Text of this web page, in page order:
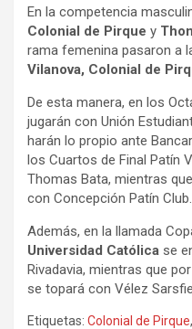
En la competencia
Colonial de Pirque y
rama femenina pasaron a
Vilanova, Colonial de
De esta manera, en los
jugarán con Unión
harán lo propio ante
los Cuartos de Final Patín
Thomas Bata, mientras
con Concepción Patín Club.
Además, en la llamada
Universidad Católica se
Rivadavia, mientras que
se topará con Vélez
Etiquetas: Colonial de Pirque,